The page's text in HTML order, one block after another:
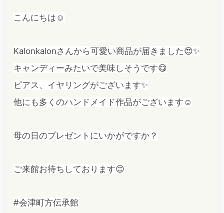
こんにちは☺️
Kalonkalonさんから可愛い商品が届きました😍✨
キャンディーみたいで美味しそうです😋
ピアス、イヤリングがございます✨
他にも多くのハンドメイド作品がございます☺️
母の日のプレゼントにいかがですか？
ご来館お待ちしております😊
#会津町方伝承館